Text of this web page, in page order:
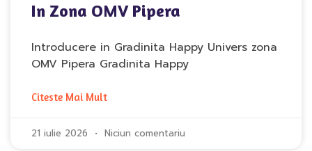
In Zona OMV Pipera
Introducere in Gradinita Happy Univers zona
OMV Pipera Gradinita Happy
Citeste Mai Mult
21 iulie 2026 Niciun comentariu